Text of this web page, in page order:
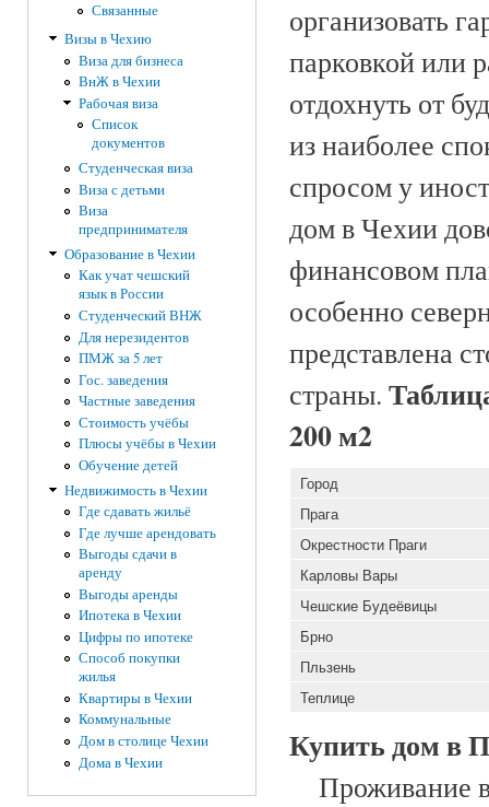
Связанные
Визы в Чехию
Виза для бизнеса
ВнЖ в Чехии
Рабочая виза
Список
документов
Студенческая виза
Виза с детьми
Виза
предпринимателя
Образование в Чехии
Как учат чешский
язык в России
Студенческий ВНЖ
Для нерезидентов
ПМЖ за 5 лет
Гос. заведения
Частные заведения
Стоимость учёбы
Плюсы учёбы в Чехии
Обучение детей
Недвижимость в Чехии
Где сдавать жильё
Где лучше арендовать
Выгоды сдачи в
аренду
Выгоды аренды
Ипотека в Чехии
Цифры по ипотеке
Способ покупки
жилья
Квартиры в Чехии
Коммунальные
Дом в столице Чехии
Дома в Чехии
организовать
парковкой или
отдохнуть от
из наиболее
спросом у
дом в Чехии
финансовом
особенно
представлена
страны.
200 м2
Город
Прага
Окрестности Праги
Карловы Вары
Чешские Будеёвицы
Брно
Пльзень
Теплице
Купить дом в
Проживание в